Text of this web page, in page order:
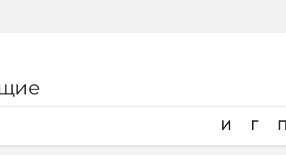
И Г П